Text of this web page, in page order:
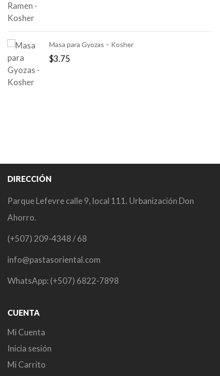
Masa para Gyozas – Kosher
$3.75
DIRECCIÓN
Parque Lefevre calle 9, local 111. Urbanización Don
Ahorro.
(+507) 209-4348 / 68
info@pastasoriental.com
WhatsApp: (+507) 6822-7898
CUENTA
Mi Cuenta
Inicia sesión
Mi Carrito